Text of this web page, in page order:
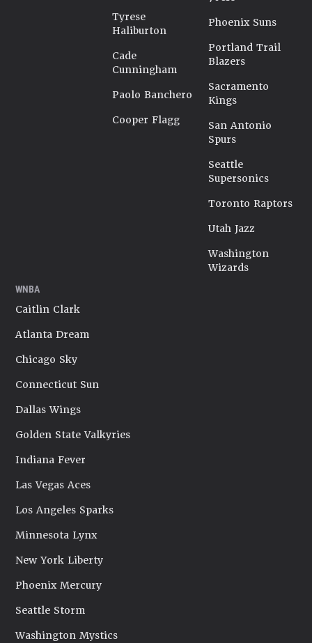
Tyrese
Haliburton
Cade
Cunningham
Paolo Banchero
Cooper Flagg
Phoenix Suns
Portland Trail
Blazers
Sacramento
Kings
San Antonio
Spurs
Seattle
Supersonics
Toronto Raptors
Utah Jazz
Washington
Wizards
WNBA
Caitlin Clark
Atlanta Dream
Chicago Sky
Connecticut Sun
Dallas Wings
Golden State Valkyries
Indiana Fever
Las Vegas Aces
Los Angeles Sparks
Minnesota Lynx
New York Liberty
Phoenix Mercury
Seattle Storm
Washington Mystics